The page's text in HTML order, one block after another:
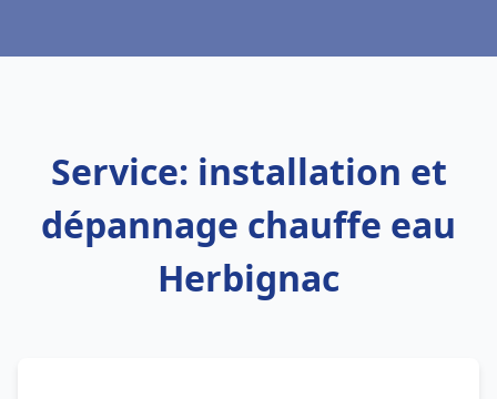
Service: installation et
dépannage chauffe eau
Herbignac